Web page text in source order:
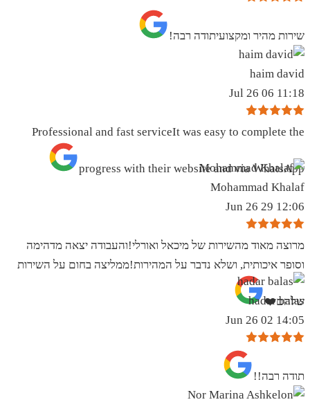
שירות מהיר ומקצועיתודה רבה!
haim david
11:18 06 Jul 26
Professional and fast serviceIt was easy to complete the
progress with their website and via WhatsApp
Mohammad Khalaf
12:06 29 Jun 26
מרוצה מאוד מהשירות של מיכאל ואורלי!והעבודה יצאה מדהימה
וסופר איכותית, ושלא נדבר על המהירות!ממליצה בחום על השירות
שלהם❤️
hadar balas
14:05 02 Jun 26
תודה רבה!!